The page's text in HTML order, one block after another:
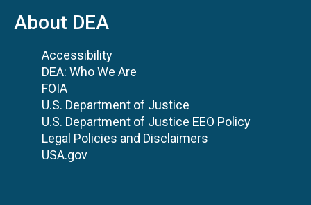
About DEA
Accessibility
DEA: Who We Are
FOIA
U.S. Department of Justice
U.S. Department of Justice EEO Policy
Legal Policies and Disclaimers
USA.gov